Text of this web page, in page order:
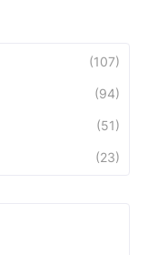
(107)
(94)
(51)
(23)